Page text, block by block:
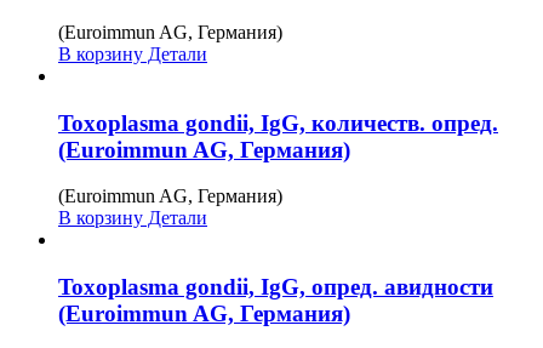
(Euroimmun AG, Германия)
В корзину Детали
Toxoplasma gondii, IgG, количеств. опред.
(Euroimmun AG, Германия)
(Euroimmun AG, Германия)
В корзину Детали
Toxoplasma gondii, IgG, опред. авидности
(Euroimmun AG, Германия)